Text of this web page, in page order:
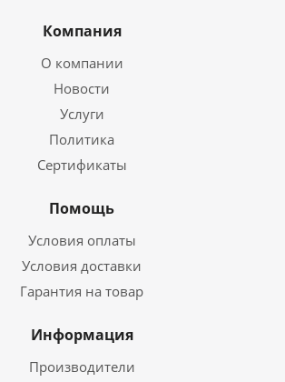
Компания
О компании
Новости
Услуги
Политика
Сертификаты
Помощь
Условия оплаты
Условия доставки
Гарантия на товар
Информация
Производители